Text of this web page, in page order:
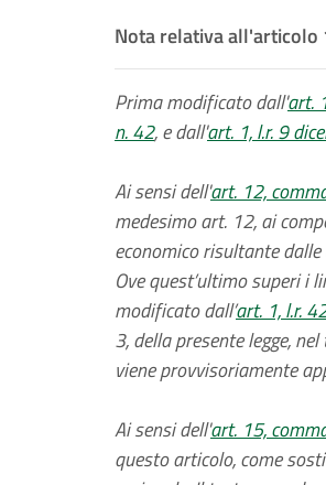
Nota relativa all'articolo
Prima modificato dall'art.
n. 42, e dall'art. 1, l.r. 9
Ai sensi dell'art. 12,
medesimo art. 12, ai
economico risultante
Ove quest’ultimo superi i
modificato dall’art. 1, l.r.
3, della presente legge,
viene provvisoriamente
Ai sensi dell'art. 15,
questo articolo, come